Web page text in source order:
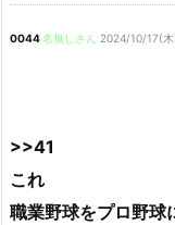
0044名無しさん 2024/10/17(
>>41
これ
職業野球をプロ野球